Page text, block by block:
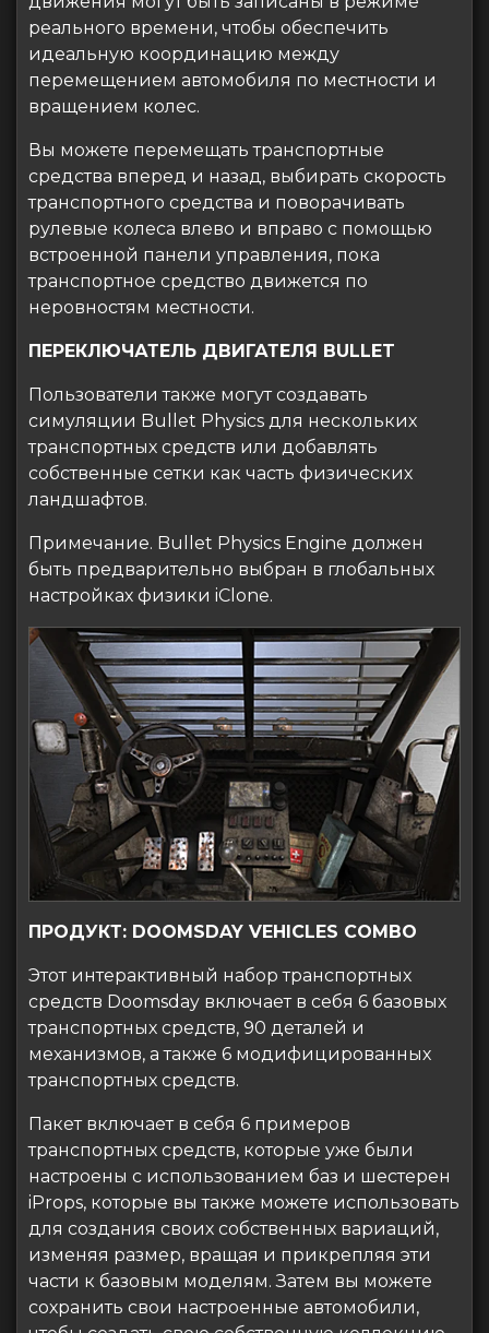
реального времени, чтобы обеспечить
идеальную координацию между
перемещением автомобиля по местности и
вращением колес.
Вы можете перемещать транспортные
средства вперед и назад, выбирать скорость
транспортного средства и поворачивать
рулевые колеса влево и вправо с помощью
встроенной панели управления, пока
транспортное средство движется по
неровностям местности.
ПЕРЕКЛЮЧАТЕЛЬ ДВИГАТЕЛЯ BULLET
Пользователи также могут создавать
симуляции Bullet Physics для нескольких
транспортных средств или добавлять
собственные сетки как часть физических
ландшафтов.
Примечание. Bullet Physics Engine должен
быть предварительно выбран в глобальных
настройках физики iClone.
ПРОДУКТ: DOOMSDAY VEHICLES COMBO
Этот интерактивный набор транспортных
средств Doomsday включает в себя 6 базовых
транспортных средств, 90 деталей и
механизмов, а также 6 модифицированных
транспортных средств.
Пакет включает в себя 6 примеров
транспортных средств, которые уже были
настроены с использованием баз и шестерен
iProps, которые вы также можете использовать
для создания своих собственных вариаций,
изменяя размер, вращая и прикрепляя эти
части к базовым моделям. Затем вы можете
сохранить свои настроенные автомобили,